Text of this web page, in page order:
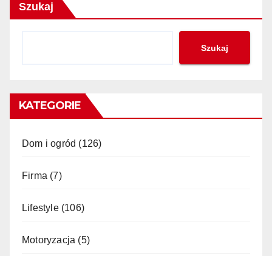
Szukaj
Szukaj
KATEGORIE
Dom i ogród (126)
Firma (7)
Lifestyle(106)
Motoryzacja (5)